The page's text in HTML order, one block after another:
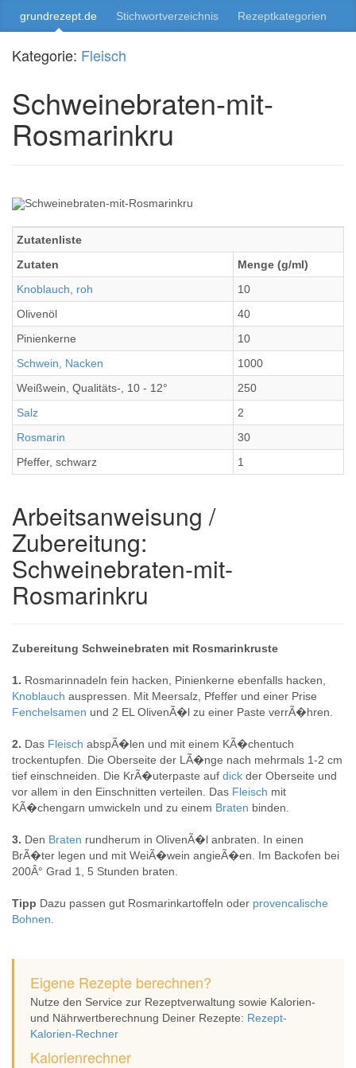
grundrezept.de Stichwortverzeichnis Rezeptkategorien
Kategorie: Fleisch
Schweinebraten-mit-
Rosmarinkru
Zutatenliste
Zutaten
Menge (g/ml)
Knoblauch, roh
10
Olivenöl
40
Pinienkerne
10
Schwein, Nacken
1000
Weißwein, Qualitäts-, 10 - 12°
250
Salz
2
Rosmarin
30
Pfeffer, schwarz
1
Arbeitsanweisung /
Zubereitung:
Schweinebraten-mit-
Rosmarinkru
Zubereitung Schweinebraten mit Rosmarinkruste
1. Rosmarinnadeln fein hacken, Pinienkerne ebenfalls hacken,
Knoblauch auspressen. Mit Meersalz, Pfeffer und einer Prise
Fenchelsamen und 2 EL OlivenÃ�l zu einer Paste verrÃ�hren.
2. Das Fleisch abspÃ�len und mit einem KÃ�chentuch
trockentupfen. Die Oberseite der LÃ�nge nach mehrmals 1-2 cm
tief einschneiden. Die KrÃ�uterpaste auf dick der Oberseite und
vor allem in den Einschnitten verteilen. Das Fleisch mit
KÃ�chengarn umwickeln und zu einem Braten binden.
3. Den Braten rundherum in OlivenÃ�l anbraten. In einen
BrÃ�ter legen und mit WeiÃ�wein angieÃ�en. Im Backofen bei
200Â° Grad 1, 5 Stunden braten.
Tipp Dazu passen gut Rosmarinkartoffeln oder provencalische
Bohnen
Eigene Rezepte berechnen?
Nutze den Service zur Rezeptverwaltung sowie Kalorien-
und Nährwertberechnung Deiner Rezepte: Rezept-
Kalorien-Rechner
Kalorienrechner